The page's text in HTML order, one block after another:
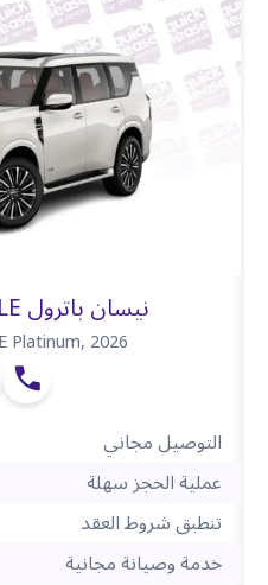
نيسان باترول LE بلاتينيوم 2026
Platinum,2026
التوصيل مجاني
عملية الحجز سهلة
تنطبق شروط العقد
خدمة وصيانة مجانية